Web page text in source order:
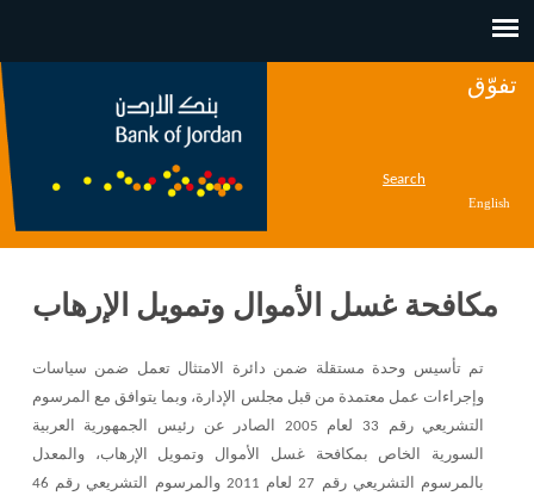
تفوّق
Search
English
مكافحة غسل الأموال وتمويل الإرهاب
تم تأسيس وحدة مستقلة ضمن دائرة الامتثال تعمل ضمن سياسات
وإجراءات عمل معتمدة من قبل مجلس الإدارة، وبما يتوافق مع المرسوم
التشريعي رقم 33 لعام 2005 الصادر عن رئيس الجمهورية العربية
السورية الخاص بمكافحة غسل الأموال وتمويل الإرهاب، والمعدل
بالمرسوم التشريعي رقم 27 لعام 2011 والمرسوم التشريعي رقم 46